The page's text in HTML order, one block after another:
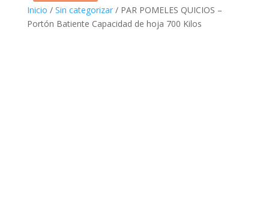
Inicio / Sin categorizar/ PAR POMELES QUICIOS –
Portón Batiente Capacidad de hoja 700 Kilos